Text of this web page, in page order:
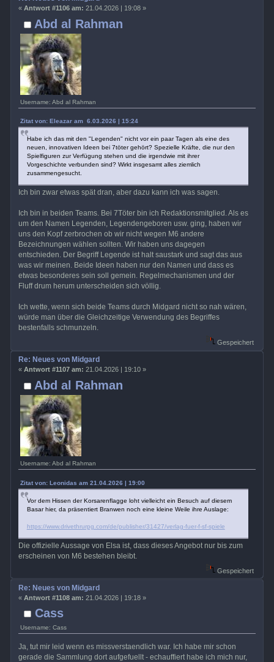
Abd al Rahman
Username: Abd al Rahman
« Antwort #1106 am: 21.04.2026 | 19:08 »
Zitat von: Eleazar am 6.03.2026 | 15:24
Habe ich das mit den "Legenden" nicht vor ein paar Tagen als eine des
neuen, innovativen Ideen bei 7töter gehört? Spezielle Kräfte, die nur den
Spielfiguren zur Verfügung stehen und die irgendwie mit ihrer
Vorgeschichte verbunden sind? Wirkt insgesamt alles ziemlich
zusammengesucht.
Ich bin zwar etwas spät dran, aber dazu kann ich was sagen.
Ich bin in beiden Teams. Bei 7Töter bin ich Redaktionsmitglied. Als es
um den Namen Legenden, Legendengeboren usw. ging, haben wir
uns den Kopf zerbrochen ob wir nicht wegen M6 andere
Bezeichnungen wählen sollten. Wir haben uns dagegen
entschieden. Der Begriff Legende ist halt saustark und sagt das aus
was wir meinen. Beide Ideen haben nur den Namen und dass es
etwas besonderes sein soll gemein. Regelmechanismen und der
Fluff drum herum unterscheiden sich völlig.
Ich wette, wenn sich beide Teams durch Midgard nicht so nah wären,
würde man über die Gleichzeitige Verwendung des Begriffes
bestenfalls schmunzeln.
Gespeichert
Abd al Rahman
Username: Abd al Rahman
Re: Neues von Midgard
« Antwort #1107 am: 21.04.2026 | 19:10 »
Zitat von: Leonidas am 21.04.2026 | 19:00
Vor dem Hissen der Korsarenflagge loht vielleicht ein Besuch auf diesem
Basar hier, da präsentiert Branwen noch eine kleine Weile ihre Auslage:
https://www.drivethrurpg.com/de/publisher/31427/verlag-fuer-f-sf-spiele
Die offizielle Aussage von Elsa ist, dass dieses Angebot nur bis zum
erscheinen von M6 bestehen bleibt.
Gespeichert
Cass
Username: Cass
Re: Neues von Midgard
« Antwort #1108 am: 21.04.2026 | 19:18 »
Ja, tut mir leid wenn es missverstaendlich war. Ich habe mir schon
gerade die Sammlung dort aufgefuellt - echauffiert habe ich mich nur,